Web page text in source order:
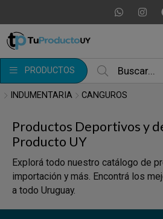
PRODUCTOS
MI COMPRA
INDUMENTARIA CANGUROS
Productos Deportivos y
Producto UY
Explorá todo nuestro catálogo de
importación y más. Encontrá los
a todo Uruguay.